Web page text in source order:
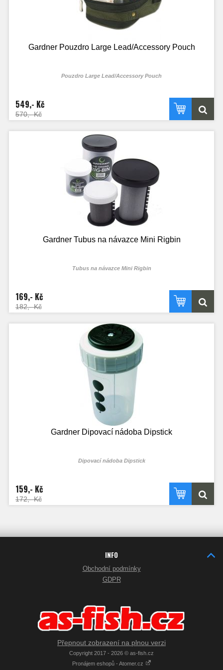
Gardner Pouzdro Large Lead/Accessory Pouch
Pouzdro Large Lead/Accessory Pouch
549,- Kč
570,- Kč
Gardner Tubus na návazce Mini Rigbin
Tubus na návazce Mini Rigbin
169,- Kč
182,- Kč
Gardner Dipovací nádoba Dipstick
Dipovací nádoba Dipstick
159,- Kč
172,- Kč
INFO
Obchodní podmínky
GDPR
Přepnout zobrazení na plnou verzi
Copyright 2017 - 2026 © as-fish.cz
Pronájem eshopů - Atomer.cz